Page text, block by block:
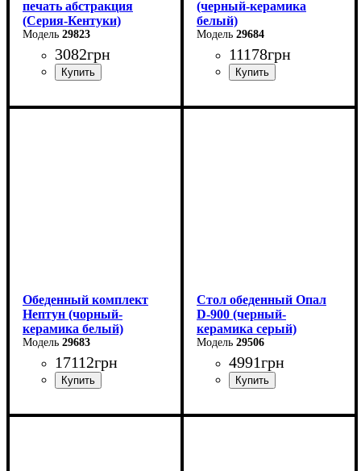
печать абстракция
(Серия-Кентуки)
29823
3082грн
Ширина: 90 см
(черный-керамика
белый)
29684
11178грн
Ширина: 110 см
Обеденный комплект
Нептун (чорный-
керамика белый)
29683
17112грн
Стол обеденный Опал
D-900 (черный-
керамика серый)
29506
4991грн
Длина - 90 см